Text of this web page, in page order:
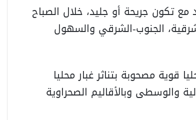
تكون جريحة أو جليد، خلال الصباح
الجنوب-الشرقي والسهول
قوية مصحوبة بتناثر غبار محليا
والوسطى وبالأقاليم الصحراوية